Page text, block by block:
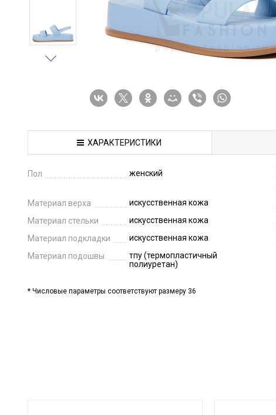
ХАРАКТЕРИСТИКИ
Пол женский
Материал верха
искусственная кожа
Материал стельки
искусственная кожа
Материал подкладки
искусственная кожа
Материал подошвы
тпу (термопластичный
полиуретан)
* Числовые параметры соответствуют размеру 36